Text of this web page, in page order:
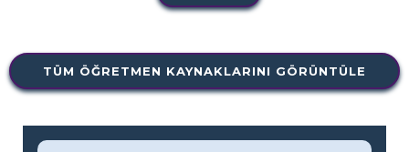
TÜM ÖĞRETMEN KAYNAKLARINI GÖRÜNTÜLE